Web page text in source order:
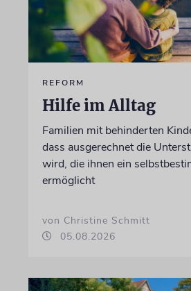
REFORM
Hilfe im Alltag
Familien mit behinderten
dass ausgerechnet die
wird, die ihnen ein
ermöglicht
von Christine Schmitt
05.08.2026